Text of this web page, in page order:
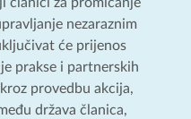
članici za promicanje
nezaraznim
će prijenos
prakse i partnerskih
provedbu akcija,
država članica,